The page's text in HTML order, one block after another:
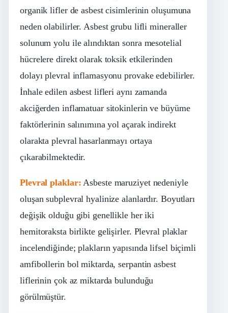
organik lifler de asbest cisimlerinin oluşumuna
neden olabilirler. Asbest grubu lifli mineraller
solunum yolu ile alındıktan sonra mesotelial
hücrelere direkt olarak toksik etkilerinden
dolayı plevral inflamasyonu provake edebilirler.
İnhale edilen asbest lifleri aynı zamanda
akciğerden inflamatuar sitokinlerin ve büyüme
faktörlerinin salınımına yol açarak indirekt
olarakta plevral hasarlanmayı ortaya
çıkarabilmektedir.
Plevral plaklar: Asbeste maruziyet nedeniyle
oluşan subplevral hyalinize alanlardır. Boyutları
değişik olduğu gibi genellikle her iki
hemitoraksta birlikte gelişirler. Plevral plaklar
incelendiğinde; plakların yapısında lifsel biçimli
amfibollerin bol miktarda, serpantin asbest
liflerinin çok az miktarda bulunduğu
görülmüştür.